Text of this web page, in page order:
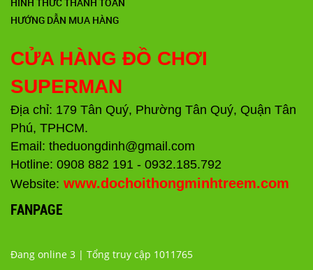
HƯỚNG DẪN MUA HÀNG
CỬA HÀNG ĐỒ CHƠI
SUPERMAN
Địa chỉ: 179 Tân Quý, Phường Tân Quý, Quận Tân
Phú, TPHCM.
Email: theduongdinh@gmail.com
Hotline: 0908 882 191 - 0932.185.792
Website: www.dochoithongminhtreem.com
FANPAGE
Đang online 3 | Tổng truy cập 1011765